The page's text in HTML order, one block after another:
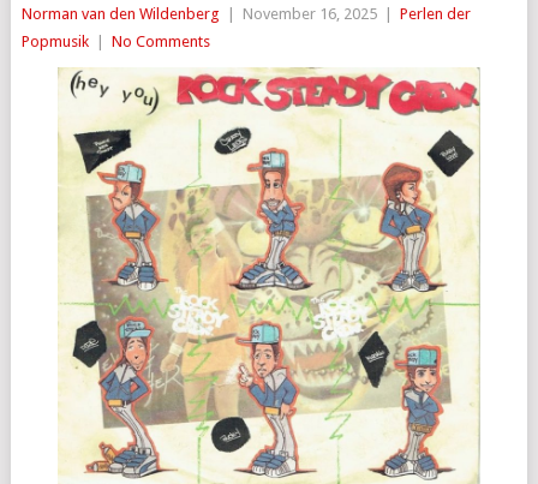
Norman van den Wildenberg November 16, 2025
Perlen der
Popmusik
No Comments